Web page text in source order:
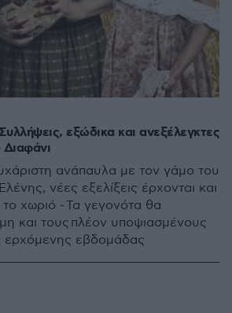
εξώδικα και ανεξέλεγκτες
ανάπαυλα με τον γάμο του
νέες εξελίξεις έρχονται και
χωριό - Τα γεγονότα θα
και τους πλέον υποψιασμένους
ερχόμενης εβδομάδας